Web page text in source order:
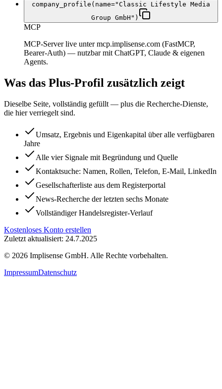
company_profile(name="Classic Lifestyle Media
Group GmbH")
MCP
MCP-Server live unter mcp.implisense.com (FastMCP,
Bearer-Auth) — nutzbar mit ChatGPT, Claude & eigenen
Agents.
Was das Plus-Profil zusätzlich zeigt
Dieselbe Seite, vollständig gefüllt — plus die Recherche-Dienste,
die hier verriegelt sind.
Umsatz, Ergebnis und Eigenkapital über alle verfügbaren
Jahre
Alle vier Signale mit Begründung und Quelle
Kontaktsuche: Namen, Rollen, Telefon, E-Mail, LinkedIn
Gesellschafterliste aus dem Registerportal
News-Recherche der letzten sechs Monate
Vollständiger Handelsregister-Verlauf
Kostenloses Konto erstellen
Zuletzt aktualisiert: 24.7.2025
© 2026 Implisense GmbH. Alle Rechte vorbehalten.
ImpressumDatenschutz